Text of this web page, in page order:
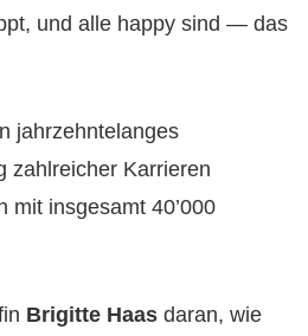
und alle happy sind — das
jahrzehntelanges
zahlreicher Karrieren
mit insgesamt 40’000
Brigitte Haas daran, wie